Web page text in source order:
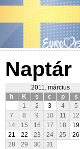
Naptár
2011. március
h
K s c p s
1
2 3 4 5
7
8 9 10 11 12
14
15 16 17 18 19
21
22 23 24 25 26
28
29 30 31